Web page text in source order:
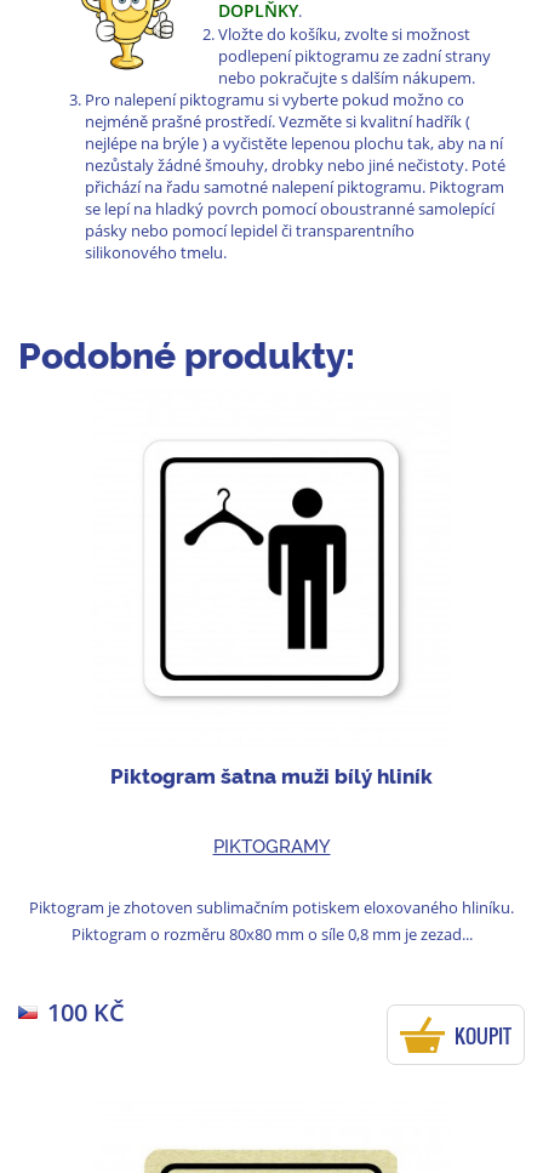
DOPLŇKY.
Vložte do košíku, zvolte si možnost
podlepení piktogramu ze zadní strany
nebo pokračujte s dalším nákupem.
Pro nalepení piktogramu si vyberte pokud možno co
nejméně prašné prostředí. Vezměte si kvalitní hadřík (
nejlépe na brýle ) a vyčistěte lepenou plochu tak, aby na ní
nezůstaly žádné šmouhy, drobky nebo jiné nečistoty. Poté
přichází na řadu samotné nalepení piktogramu. Piktogram
se lepí na hladký povrch pomocí oboustranné samolepící
pásky nebo pomocí lepidel či transparentního
silikonového tmelu.
Podobné produkty:
Piktogram šatna muži bílý hliník
PIKTOGRAMY
Piktogram je zhotoven sublimačním potiskem eloxovaného hliníku.
Piktogram o rozměru 80x80 mm o síle 0,8 mm je zezad...
100 KČ
KOUPIT